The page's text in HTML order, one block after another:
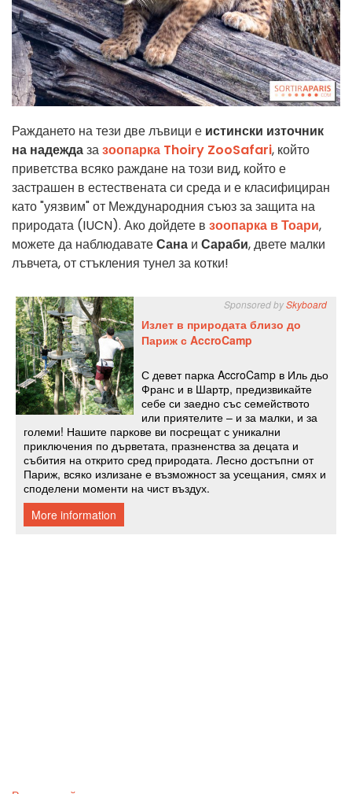
Раждането на тези две лъвици е истински източник
на надеждазазоопарка Thoiry ZooSafari, който
приветства всяко раждане на този вид, който е
застрашен в естествената си среда и е класифициран
като "уязвим" от Международния съюз за защита на
природата (IUCN). Ако дойдете в зоопарка в Тоари,
можете да наблюдаватеСана и Сараби, двете малки
лъвчета, от стъкления тунел за котки!